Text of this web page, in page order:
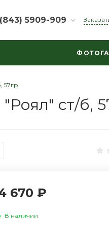
5909-909
ул.
10:00-22:00
57гр
ст/б,
670 ₽
В наличии